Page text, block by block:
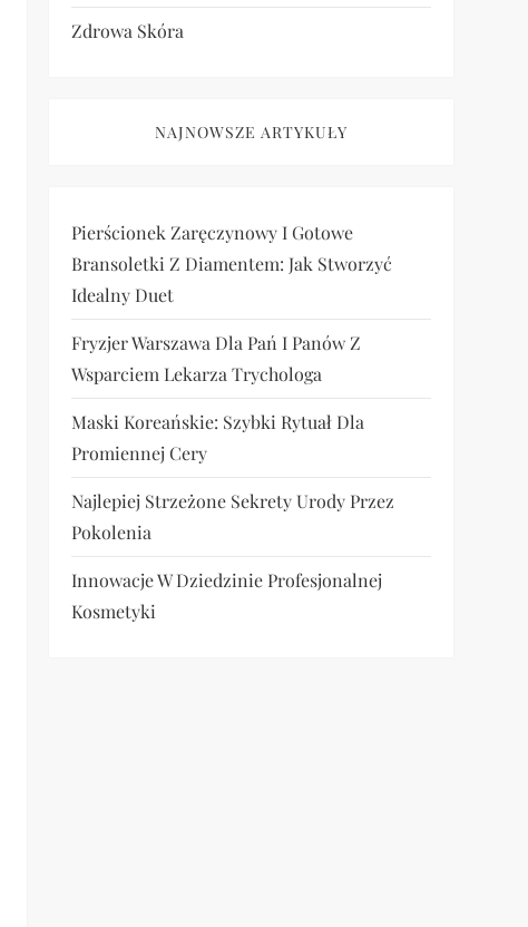
Zdrowa Skóra
NAJNOWSZE ARTYKUŁY
Pierścionek Zaręczynowy I Gotowe
Bransoletki Z Diamentem: Jak Stworzyć
Idealny Duet
Fryzjer Warszawa Dla Pań I Panów Z
Wsparciem Lekarza Trychologa
Maski Koreańskie: Szybki Rytuał Dla
Promiennej Cery
Najlepiej Strzeżone Sekrety Urody Przez
Pokolenia
Innowacje W Dziedzinie Profesjonalnej
Kosmetyki